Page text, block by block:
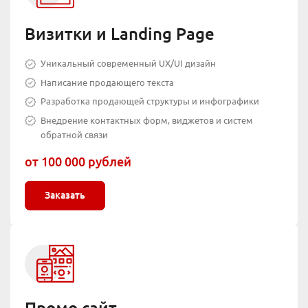
Визитки и Landing Page
Уникальный современный UX/UI дизайн
Написание продающего текста
Разработка продающей структуры и инфографики
Внедрение контактных форм, виджетов и систем
обратной связи
от 100 000 рублей
Заказать